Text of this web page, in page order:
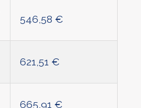
546,58 €
621,51 €
665,91 €